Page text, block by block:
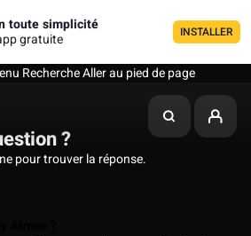
toute simplicité
gratuite
INSTALLER
RechercheAller au pied de page
?
pour trouver la réponse.